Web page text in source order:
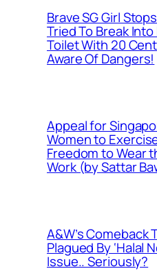
Brave SG Girl
Tried To Break
Toilet With 20
Aware Of Dangers!
Appeal for
Women to
Freedom to Wear
Work (by Sattar
A&W’s Comeback
Plagued By ‘Halal
Issue.. Seriously?